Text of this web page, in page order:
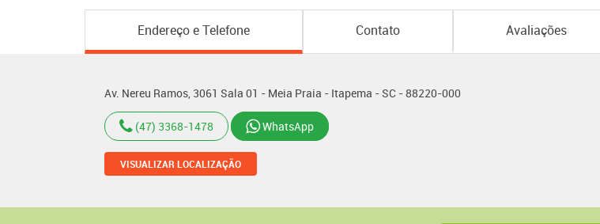
Endereço e Telefone Contato Avaliações
Av. Nereu Ramos, 3061 Sala 01 - Meia Praia - Itapema - SC - 88220-000
(47) 3368-1478 WhatsApp
VISUALIZAR LOCALIZAÇÃO